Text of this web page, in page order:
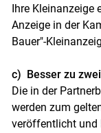
Ihre Kleinanzeige
Anzeige in der
Bauer"-
c) Besser zu
Die in der
werden zum
veröffentlicht und